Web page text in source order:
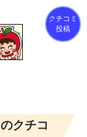
クチコミ
投稿
クチコ